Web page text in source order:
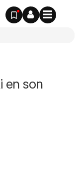
en son